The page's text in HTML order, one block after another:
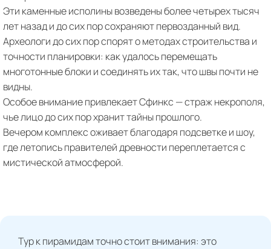
Эти каменные исполины возведены более четырех тысяч
лет назад и до сих пор сохраняют первозданный вид.
Археологи до сих пор спорят о методах строительства и
точности планировки: как удалось перемещать
многотонные блоки и соединять их так, что швы почти не
видны.
Особое внимание привлекает Сфинкс — страж некрополя,
чье лицо до сих пор хранит тайны прошлого.
Вечером комплекс оживает благодаря подсветке и шоу,
где летопись правителей древности переплетается с
мистической атмосферой.
Тур к пирамидам точно стоит внимания: это